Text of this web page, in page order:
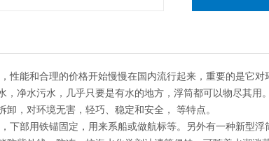
性能和合理的价格开始慢慢在国内流行起来，重要的是它
，净水污水，几乎只要是有水的地方，浮筒都可以物尽其用
，对环境无害，轻巧、稳定和安全， 等特点。
下部用铁锚固定，用来系船或做航标等。另外有一种新型浮